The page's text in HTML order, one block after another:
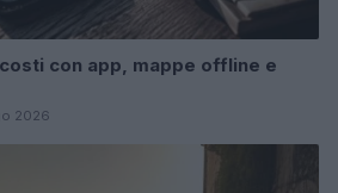
con app, mappe offline e
2026